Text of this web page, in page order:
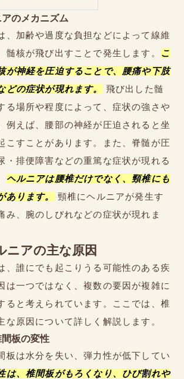
のメカニズム
、加齢や過度な負担などによって線維
髄核が飛び出すことで発生します。
こ
が神経を圧迫することで、腰痛や下肢
どの症状が現れます。
飛び出した髄
る場所や程度によって、症状の強さや
例えば、腰部の神経が圧迫されると坐
こすことがあります。また、脊髄が圧
・排便障害などの重篤な症状が現れる
ヘルニアは腰椎だけでなく、頸椎にも
あります。
頸椎にヘルニアが発生す
み、腕のしびれなどの症状が現れま
ニアの主な原因
、誰にでも起こりうる可能性のある疾
は一つではなく、複数の要因が複雑に
ると考えられています。ここでは、椎
な原因について詳しく解説します。
板の変性
板は水分を失い、弾力性が低下してい
は、椎間板がもろくなり、ひび割れや